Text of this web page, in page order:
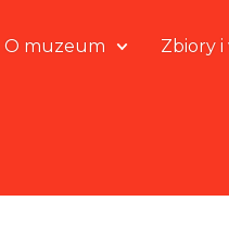
O muzeum Zbiory